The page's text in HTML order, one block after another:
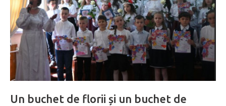
Un buchet de florii și un buchet de